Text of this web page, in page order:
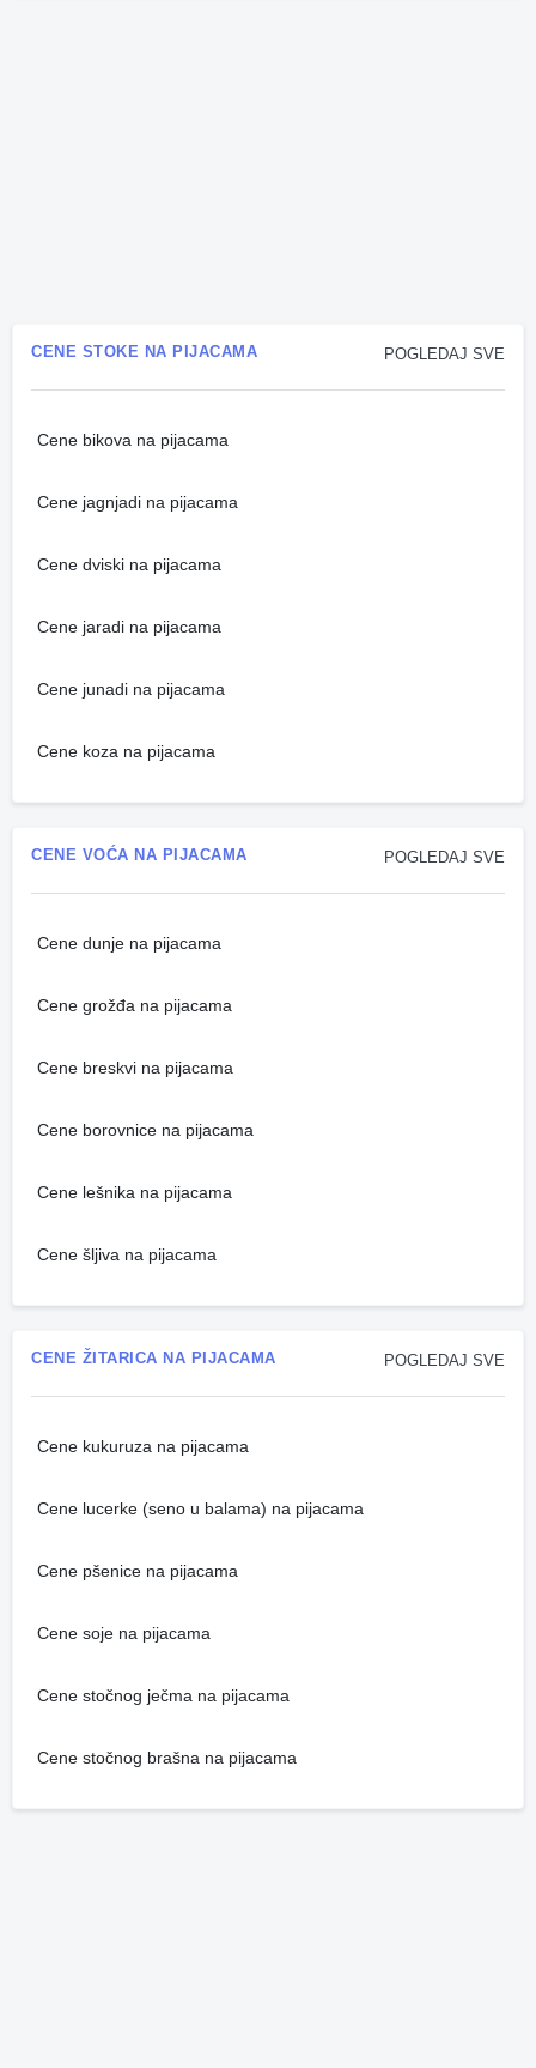
POGLEDAJ SVE
CENE STOKE NA PIJACAMA
Cene bikova na pijacama
Cene jagnjadi na pijacama
Cene dviski na pijacama
Cene jaradi na pijacama
Cene junadi na pijacama
Cene koza na pijacama
POGLEDAJ SVE
CENE VOĆA NA PIJACAMA
Cene dunje na pijacama
Cene grožđa na pijacama
Cene breskvi na pijacama
Cene borovnice na pijacama
Cene lešnika na pijacama
Cene šljiva na pijacama
POGLEDAJ SVE
CENE ŽITARICA NA PIJACAMA
Cene kukuruza na pijacama
Cene lucerke (seno u balama) na pijacama
Cene pšenice na pijacama
Cene soje na pijacama
Cene stočnog ječma na pijacama
Cene stočnog brašna na pijacama